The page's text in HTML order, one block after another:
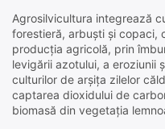
Agrosilvicultura integrează
forestieră, arbuști și copaci,
producția agricolă, prin
levigării azotului, a eroziunii
culturilor de arșița zilelor
captarea dioxidului de
biomasă din vegetația